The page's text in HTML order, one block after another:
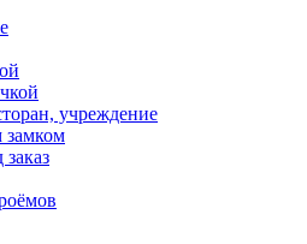
учреждение
замком